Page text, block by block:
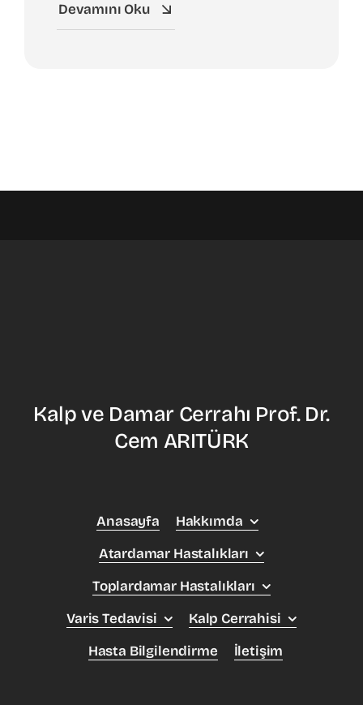
Devamını Oku
Kalp ve Damar Cerrahı Prof. Dr.
Cem ARITÜRK
Anasayfa
Hakkımda
Atardamar Hastalıkları
Toplardamar Hastalıkları
Varis Tedavisi
Kalp Cerrahisi
Hasta Bilgilendirme
İletişim